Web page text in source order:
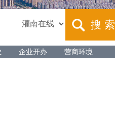
搜 索
企业开办 营商环境